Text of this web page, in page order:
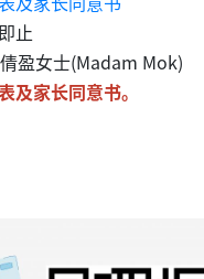
止
盈女士(Madam Mok)
家长同意书。